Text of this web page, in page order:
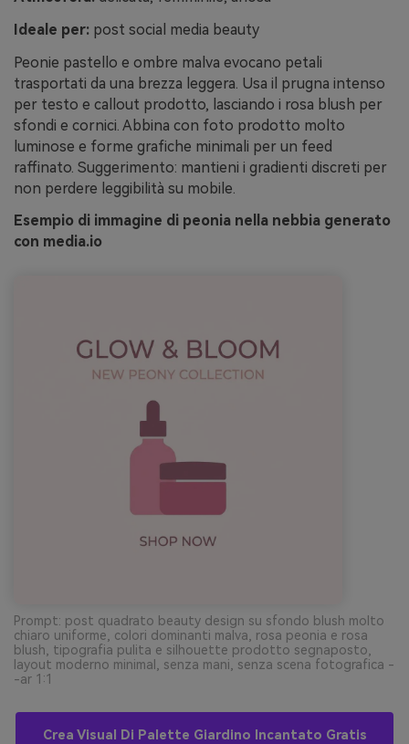
Ideale per: post social media beauty
Peonie pastello e ombre malva evocano petali
trasportati da una brezza leggera. Usa il prugna intenso
per testo e callout prodotto, lasciando i rosa blush per
sfondi e cornici. Abbina con foto prodotto molto
luminose e forme grafiche minimali per un feed
raffinato. Suggerimento: mantieni i gradienti discreti per
non perdere leggibilità su mobile.
Esempio di immagine di peonia nella nebbia generato
con media.io
Prompt: post quadrato beauty design su sfondo blush molto
chiaro uniforme, colori dominanti malva, rosa peonia e rosa
blush, tipografia pulita e silhouette prodotto segnaposto,
layout moderno minimal, senza mani, senza scena fotografica -
-ar 1:1
Crea Visual Di Palette Giardino Incantato Gratis